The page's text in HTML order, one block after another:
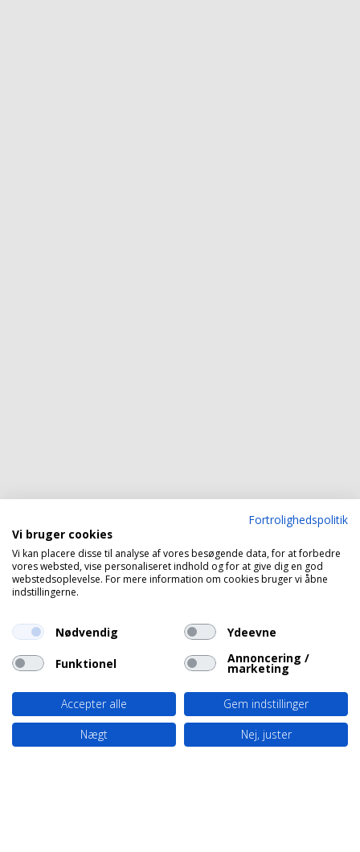
Fortrolighedspolitik
Vi bruger cookies
Vi kan placere disse til analyse af vores besøgende data, for at forbedre
vores websted, vise personaliseret indhold og for at give dig en god
webstedsoplevelse. For mere information om cookies bruger vi åbne
indstillingerne.
Nødvendig Ydeevne
Funktionel Annoncering /
marketing
Accepter alle
Gem indstillinger
Nægt
Nej, juster